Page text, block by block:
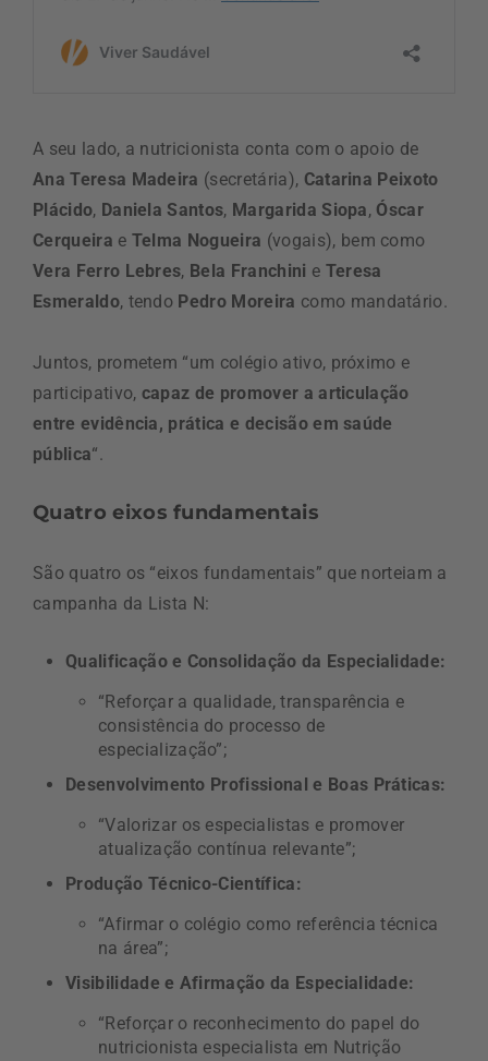
A seu lado, a nutricionista conta com o apoio de
Ana Teresa Madeira (secretária), Catarina Peixoto
Plácido, Daniela Santos, Margarida Siopa, Óscar
Cerqueira e Telma Nogueira (vogais), bem como
Vera Ferro Lebres, Bela Franchini e Teresa
Esmeraldo, tendo Pedro Moreira como mandatário.
Juntos, prometem “um colégio ativo, próximo e
participativo, capaz de promover a articulação
entre evidência, prática e decisão em saúde
pública“.
Quatro eixos fundamentais
São quatro os “eixos fundamentais” que norteiam a
campanha da Lista N:
Qualificação e Consolidação da Especialidade:
“Reforçar a qualidade, transparência e
consistência do processo de
especialização”;
Desenvolvimento Profissional e Boas Práticas:
“Valorizar os especialistas e promover
atualização contínua relevante”;
Produção Técnico-Científica:
“Afirmar o colégio como referência técnica
na área”;
Visibilidade e Afirmação da Especialidade:
“Reforçar o reconhecimento do papel do
nutricionista especialista em Nutrição